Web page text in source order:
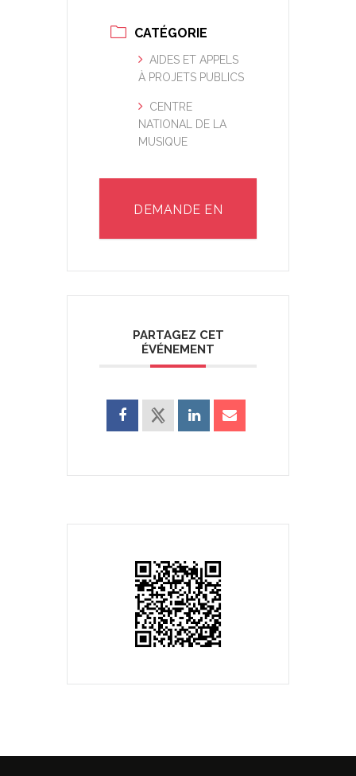
CATÉGORIE
AIDES ET APPELS
À PROJETS PUBLICS
CENTRE
NATIONAL DE LA
MUSIQUE
DEMANDE EN
PARTAGEZ CET
ÉVÉNEMENT